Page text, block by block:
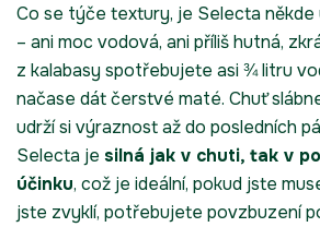
Co se týče textury, je Selecta
– ani moc vodová, ani příliš hutná,
z kalabasy spotřebujete asi ¾ litru
načase dát čerstvé maté. Chuť
udrží si výraznost až do posledních
Selecta je silná jak v chuti, tak v
účinku, což je ideální, pokud jste
jste zvyklí, potřebujete povzbuzení